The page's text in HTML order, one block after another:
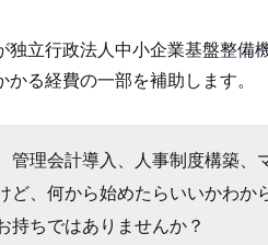
独立行政法人中小企業基盤整備
かる経費の一部を補助します。
管理会計導入、人事制度構築
ど、何から始めたらいいかわか
持ちではありませんか？